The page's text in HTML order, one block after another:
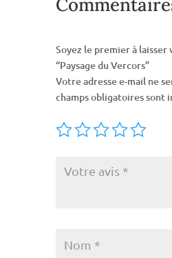
Soyez le premier à laisser
“Paysage du Vercors”
Votre adresse e-mail ne
champs obligatoires sont